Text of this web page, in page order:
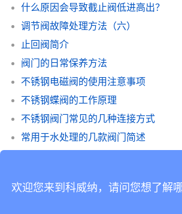
什么原因会导致截止阀低进高出？
调节阀故障处理方法（六）
止回阀简介
阀门的日常保养方法
不锈钢电磁阀的使用注意事项
不锈钢蝶阀的工作原理
不锈钢阀门常见的几种连接方式
常用于水处理的几款阀门简述
欢迎您来到科威纳，请问您想了解